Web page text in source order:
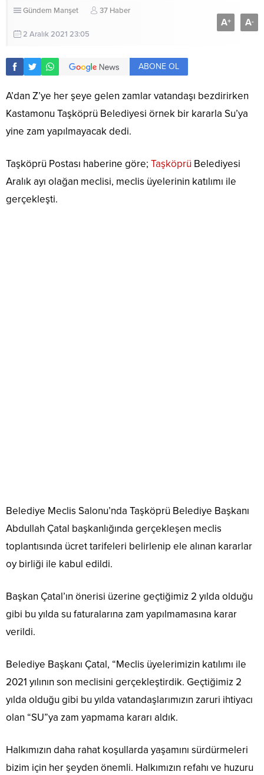
Gündem Manşet 37 Haber
2 Aralık 2021 23:05
A+ A-
ABONE OL
A’dan Z’ye her şeye gelen zamlar vatandaşı bezdirirken
Kastamonu Taşköprü Belediyesi örnek bir kararla Su’ya
yine zam yapılmayacak dedi.
Taşköprü Postası haberine göre; Taşköprü Belediyesi
Aralık ayı olağan meclisi, meclis üyelerinin katılımı ile
gerçekleşti.
Belediye Meclis Salonu’nda Taşköprü Belediye Başkanı
Abdullah Çatal başkanlığında gerçekleşen meclis
toplantısında ücret tarifeleri belirlenip ele alınan kararlar
oy birliği ile kabul edildi.
Başkan Çatal’ın önerisi üzerine geçtiğimiz 2 yılda olduğu
gibi bu yılda su faturalarına zam yapılmamasına karar
verildi.
Belediye Başkanı Çatal, “Meclis üyelerimizin katılımı ile
2021 yılının son meclisini gerçekleştirdik. Geçtiğimiz 2
yılda olduğu gibi bu yılda vatandaşlarımızın zaruri ihtiyacı
olan “SU”ya zam yapmama kararı aldık.
Halkımızın daha rahat koşullarda yaşamını sürdürmeleri
bizim için her şeyden önemli. Halkımızın refahı ve huzuru